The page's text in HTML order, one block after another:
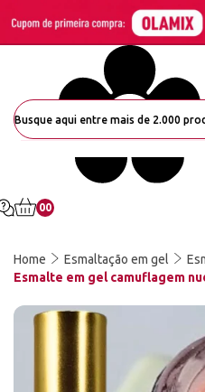
00
Home Esmaltação em gel
Esmalte em gel camuflagem